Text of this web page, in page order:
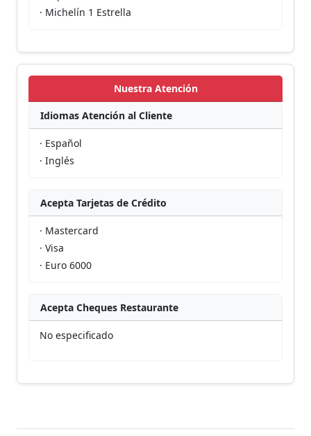
· Michelín 1 Estrella
Nuestra Atención
Idiomas Atención al Cliente
· Español
· Inglés
Acepta Tarjetas de Crédito
· Mastercard
· Visa
· Euro 6000
Acepta Cheques Restaurante
No especificado